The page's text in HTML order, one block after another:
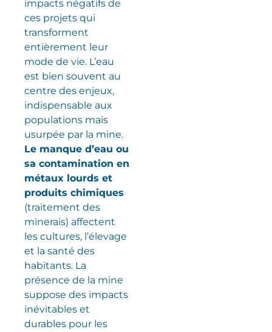
impacts négatifs de
ces projets qui
transforment
entièrement leur
mode de vie. L’eau
est bien souvent au
centre des enjeux,
indispensable aux
populations mais
usurpée par la mine.
Le manque d’eau ou
sa contamination en
métaux lourds et
produits chimiques
(traitement des
minerais) affectent
les cultures, l’élevage
et la santé des
habitants. La
présence de la mine
suppose des impacts
inévitables et
durables pour les